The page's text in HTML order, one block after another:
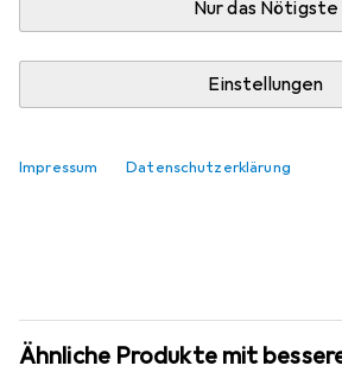
Nur das Nötigste
Einstellungen
Impressum Datenschutzerklärung
Lieferort angeben für genaue
In den
Ähnliche Produkte mit